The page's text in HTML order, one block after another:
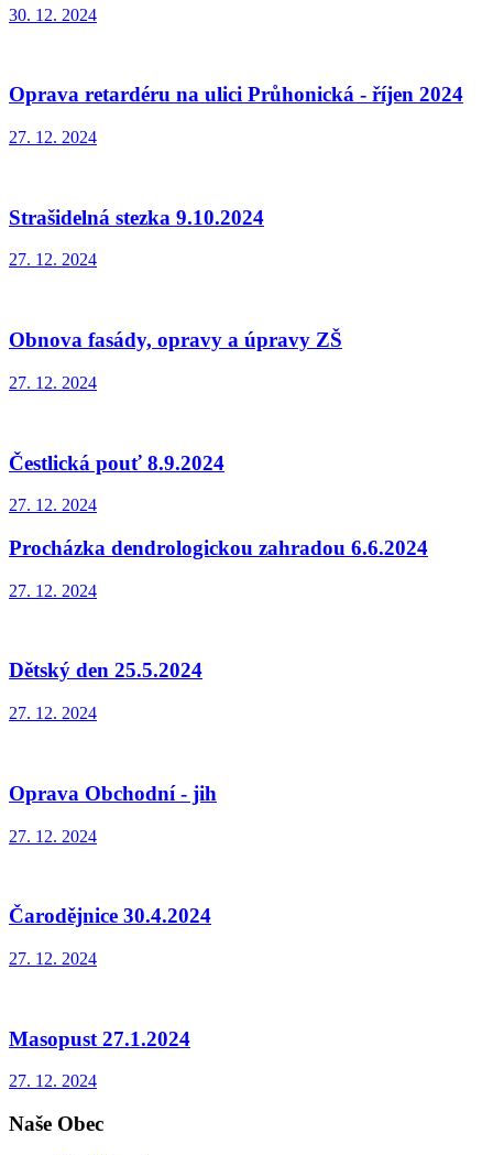
30. 12. 2024
Oprava retardéru na ulici Průhonická - říjen 2024
27. 12. 2024
Strašidelná stezka 9.10.2024
27. 12. 2024
Obnova fasády, opravy a úpravy ZŠ
27. 12. 2024
Čestlická pouť 8.9.2024
27. 12. 2024
Procházka dendrologickou zahradou 6.6.2024
27. 12. 2024
Dětský den 25.5.2024
27. 12. 2024
Oprava Obchodní - jih
27. 12. 2024
Čarodějnice 30.4.2024
27. 12. 2024
Masopust 27.1.2024
27. 12. 2024
Naše Obec